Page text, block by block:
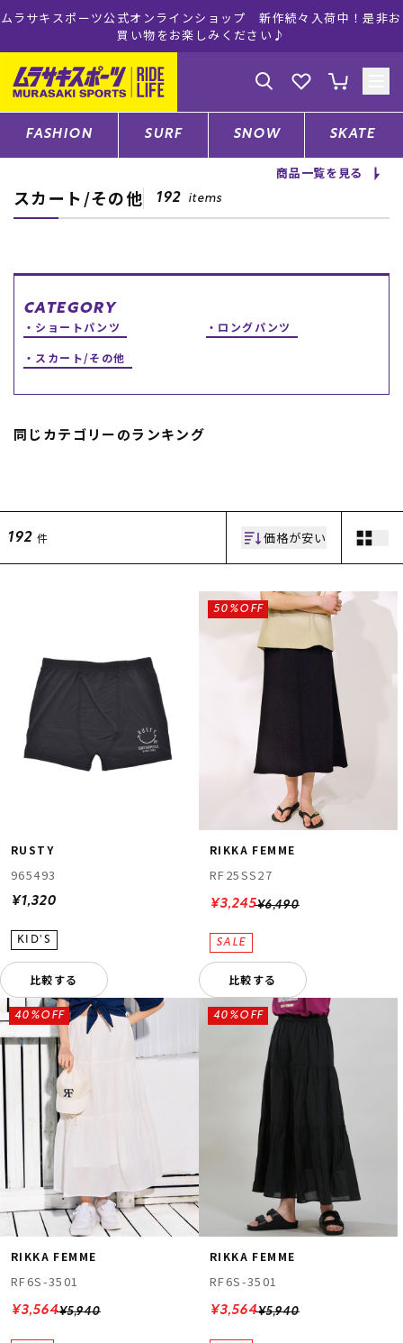
続々入荷中！是非お ムラサキスポーツ公式オンラインショップ
注文で送料無料！(※一部対象
ゲスト様
ログイン 会員登録
店舗一覧
CATEGORY
ファッションTOP
スノーTOP
スタッフスナップ
中古/アウトレット サー
中古/アウトレット スノ
ー
ご利用ガイド
会員ランク
店頭受取サービス
ギフトラッピング
アフターサポート
下取り保証について
よくある質問
店舗一覧
お問い合わせ
ニュース
ムラサキスポーツ 公式アプリ
ポイント・クーポンもこのアプリで！
FASHION SURF SNOW SKATE
商品一覧を見る
スカート/その他 192 items
CATEGORY
ショートパンツ
ロングパンツ
スカート/その他
同じカテゴリーのランキング
192 件 価格が安い
RUSTY
965493
¥1,320
比較する
RIKKA FEMME
RF25SS27
¥6,490
50%OFF
¥3,245
比較する
RIKKA FEMME
RF6S-3501
¥5,940
40%OFF
¥3,564
RIKKA FEMME
RF6S-3501
¥5,940
40%OFF
¥3,564